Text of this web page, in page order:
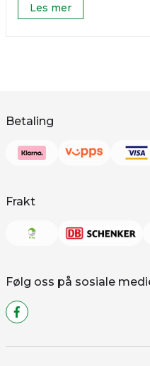
Les mer
Betaling
Frakt
Følg oss på sosiale